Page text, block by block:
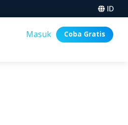
ID
Masuk Coba Gratis